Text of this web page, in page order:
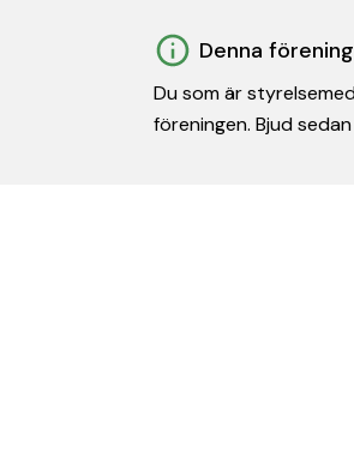
Denna
Du som är
föreningen. Bjud